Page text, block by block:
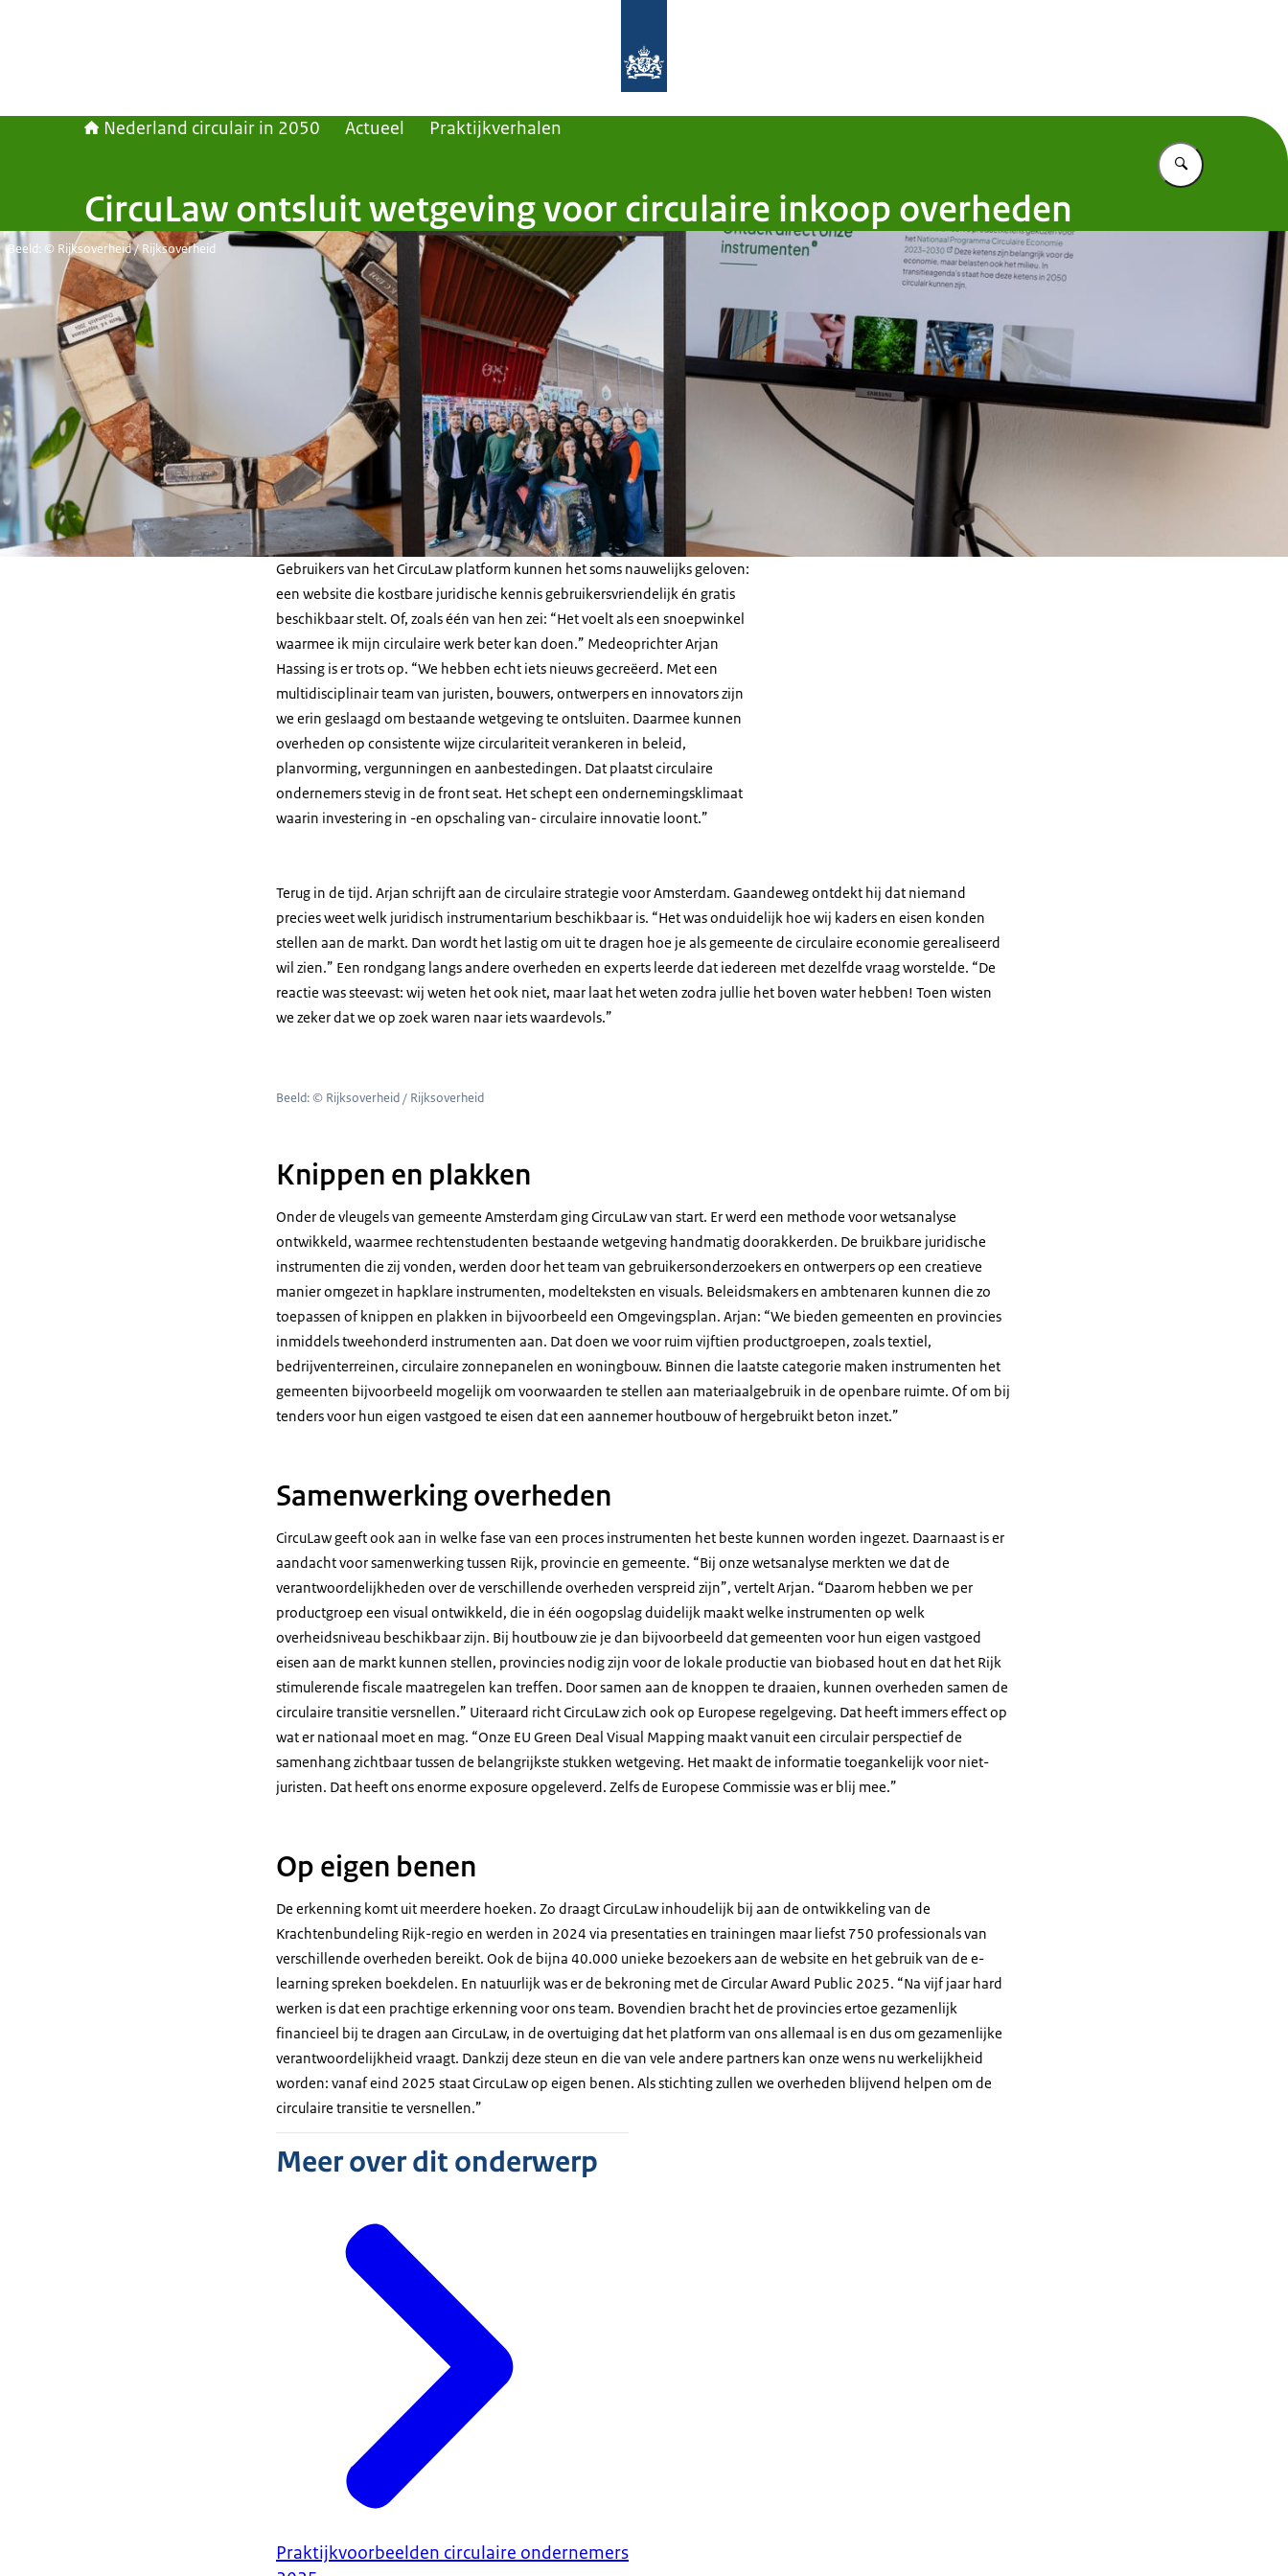
Nederland circulair in 2050 Actueel Praktijkverhalen
Vul in wat u
CircuLaw ontsluit wetgeving voor circulaire inkoop overheden
Beeld: © Rijksoverheid / Rijksoverheid
Gebruikers van het CircuLaw platform kunnen het soms nauwelijks geloven:
een website die kostbare juridische kennis gebruikersvriendelijk én gratis
beschikbaar stelt. Of, zoals één van hen zei: “Het voelt als een snoepwinkel
waarmee ik mijn circulaire werk beter kan doen.” Medeoprichter Arjan
Hassing is er trots op. “We hebben echt iets nieuws gecreëerd. Met een
multidisciplinair team van juristen, bouwers, ontwerpers en innovators zijn
we erin geslaagd om bestaande wetgeving te ontsluiten. Daarmee kunnen
overheden op consistente wijze circulariteit verankeren in beleid,
planvorming, vergunningen en aanbestedingen. Dat plaatst circulaire
ondernemers stevig in de front seat. Het schept een ondernemingsklimaat
waarin investering in -en opschaling van- circulaire innovatie loont.”
Terug in de tijd. Arjan schrijft aan de circulaire strategie voor Amsterdam. Gaandeweg ontdekt hij dat niemand
precies weet welk juridisch instrumentarium beschikbaar is. “Het was onduidelijk hoe wij kaders en eisen konden
stellen aan de markt. Dan wordt het lastig om uit te dragen hoe je als gemeente de circulaire economie gerealiseerd
wil zien.” Een rondgang langs andere overheden en experts leerde dat iedereen met dezelfde vraag worstelde. “De
reactie was steevast: wij weten het ook niet, maar laat het weten zodra jullie het boven water hebben! Toen wisten
we zeker dat we op zoek waren naar iets waardevols.”
Beeld: © Rijksoverheid / Rijksoverheid
Knippen en plakken
Onder de vleugels van gemeente Amsterdam ging CircuLaw van start. Er werd een methode voor wetsanalyse
ontwikkeld, waarmee rechtenstudenten bestaande wetgeving handmatig doorakkerden. De bruikbare juridische
instrumenten die zij vonden, werden door het team van gebruikersonderzoekers en ontwerpers op een creatieve
manier omgezet in hapklare instrumenten, modelteksten en visuals. Beleidsmakers en ambtenaren kunnen die zo
toepassen of knippen en plakken in bijvoorbeeld een Omgevingsplan. Arjan: “We bieden gemeenten en provincies
inmiddels tweehonderd instrumenten aan. Dat doen we voor ruim vijftien productgroepen, zoals textiel,
bedrijventerreinen, circulaire zonnepanelen en woningbouw. Binnen die laatste categorie maken instrumenten het
gemeenten bijvoorbeeld mogelijk om voorwaarden te stellen aan materiaalgebruik in de openbare ruimte. Of om bij
tenders voor hun eigen vastgoed te eisen dat een aannemer houtbouw of hergebruikt beton inzet.”
Samenwerking overheden
CircuLaw geeft ook aan in welke fase van een proces instrumenten het beste kunnen worden ingezet. Daarnaast is er
aandacht voor samenwerking tussen Rijk, provincie en gemeente. “Bij onze wetsanalyse merkten we dat de
verantwoordelijkheden over de verschillende overheden verspreid zijn”, vertelt Arjan. “Daarom hebben we per
productgroep een visual ontwikkeld, die in één oogopslag duidelijk maakt welke instrumenten op welk
overheidsniveau beschikbaar zijn. Bij houtbouw zie je dan bijvoorbeeld dat gemeenten voor hun eigen vastgoed
eisen aan de markt kunnen stellen, provincies nodig zijn voor de lokale productie van biobased hout en dat het Rijk
stimulerende fiscale maatregelen kan treffen. Door samen aan de knoppen te draaien, kunnen overheden samen de
circulaire transitie versnellen.” Uiteraard richt CircuLaw zich ook op Europese regelgeving. Dat heeft immers effect op
wat er nationaal moet en mag. “Onze EU Green Deal Visual Mapping maakt vanuit een circulair perspectief de
samenhang zichtbaar tussen de belangrijkste stukken wetgeving. Het maakt de informatie toegankelijk voor niet-
juristen. Dat heeft ons enorme exposure opgeleverd. Zelfs de Europese Commissie was er blij mee.”
Op eigen benen
De erkenning komt uit meerdere hoeken. Zo draagt CircuLaw inhoudelijk bij aan de ontwikkeling van de
Krachtenbundeling Rijk-regio en werden in 2024 via presentaties en trainingen maar liefst 750 professionals van
verschillende overheden bereikt. Ook de bijna 40.000 unieke bezoekers aan de website en het gebruik van de e-
learning spreken boekdelen. En natuurlijk was er de bekroning met de Circular Award Public 2025. “Na vijf jaar hard
werken is dat een prachtige erkenning voor ons team. Bovendien bracht het de provincies ertoe gezamenlijk
financieel bij te dragen aan CircuLaw, in de overtuiging dat het platform van ons allemaal is en dus om gezamenlijke
verantwoordelijkheid vraagt. Dankzij deze steun en die van vele andere partners kan onze wens nu werkelijkheid
worden: vanaf eind 2025 staat CircuLaw op eigen benen. Als stichting zullen we overheden blijvend helpen om de
circulaire transitie te versnellen.”
Meer over dit onderwerp
Praktijkvoorbeelden circulaire ondernemers